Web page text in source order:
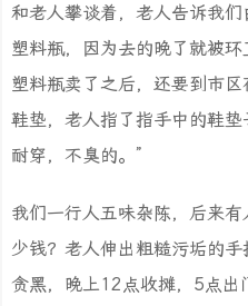
和老人攀谈着，老人告诉我
塑料瓶，因为去的晚了就被
塑料瓶卖了之后，还要到市
鞋垫，老人指了指手中的鞋垫
耐穿，不臭的。”
我们一行人五味杂陈，后来
少钱？老人伸出粗糙污垢的
贪黑，晚上12点收摊，5点出